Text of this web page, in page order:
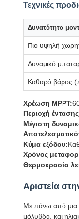
Τεχνικές
Δυνατότητα
Πιο υψηλή
Δυναμικό
Καθαρό βάρος
Χρέωση MPPT:
Περιοχή
Μέγιστη
Κύμα εξόδου:
Χρόνος
Θερμοκρασία
Αριστεία
Με πάνω από μια
μόλυβδο, και